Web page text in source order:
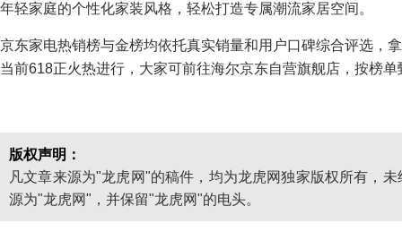
年轻家庭的个性化家装风格，轻松打造专属潮流家居空间。
京东家电热销榜与金榜均依托真实销量和用户口碑综合评选，
当前618正火热进行，大家可前往海尔京东自营旗舰店，按榜
版权声明：
凡文章来源为"龙虎网"的稿件，均为龙虎网独家版权所有，
源为"龙虎网"，并保留"龙虎网"的电头。